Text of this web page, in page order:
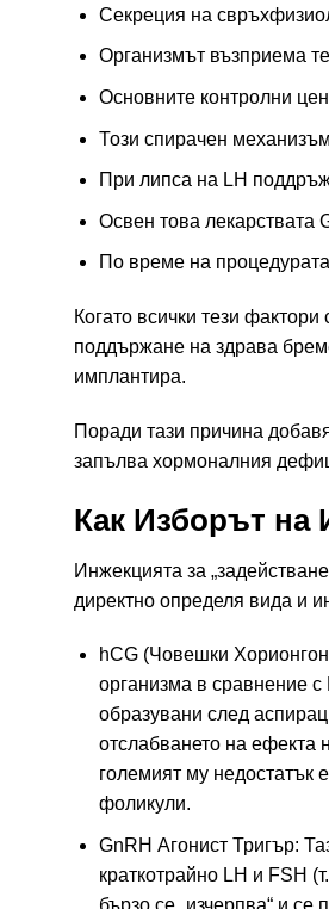
Секреция на
Организмът възприема
Основните контролни
Този спирачен
При липса на LH
Освен това лекарствата
По време на
Когато всички тези
поддържане на здрава
имплантира.
Поради тази причина
запълва хормоналния
Как Изборът на
Инжекцията за
директно определя вида и
hCG (Човешки
организма в сравнение
образувани след
отслабването на ефекта
големият му недостатък
фоликули.
GnRH Агонист Тригър:
краткотрайно LH и FSH
бързо се „изчерпва“ и